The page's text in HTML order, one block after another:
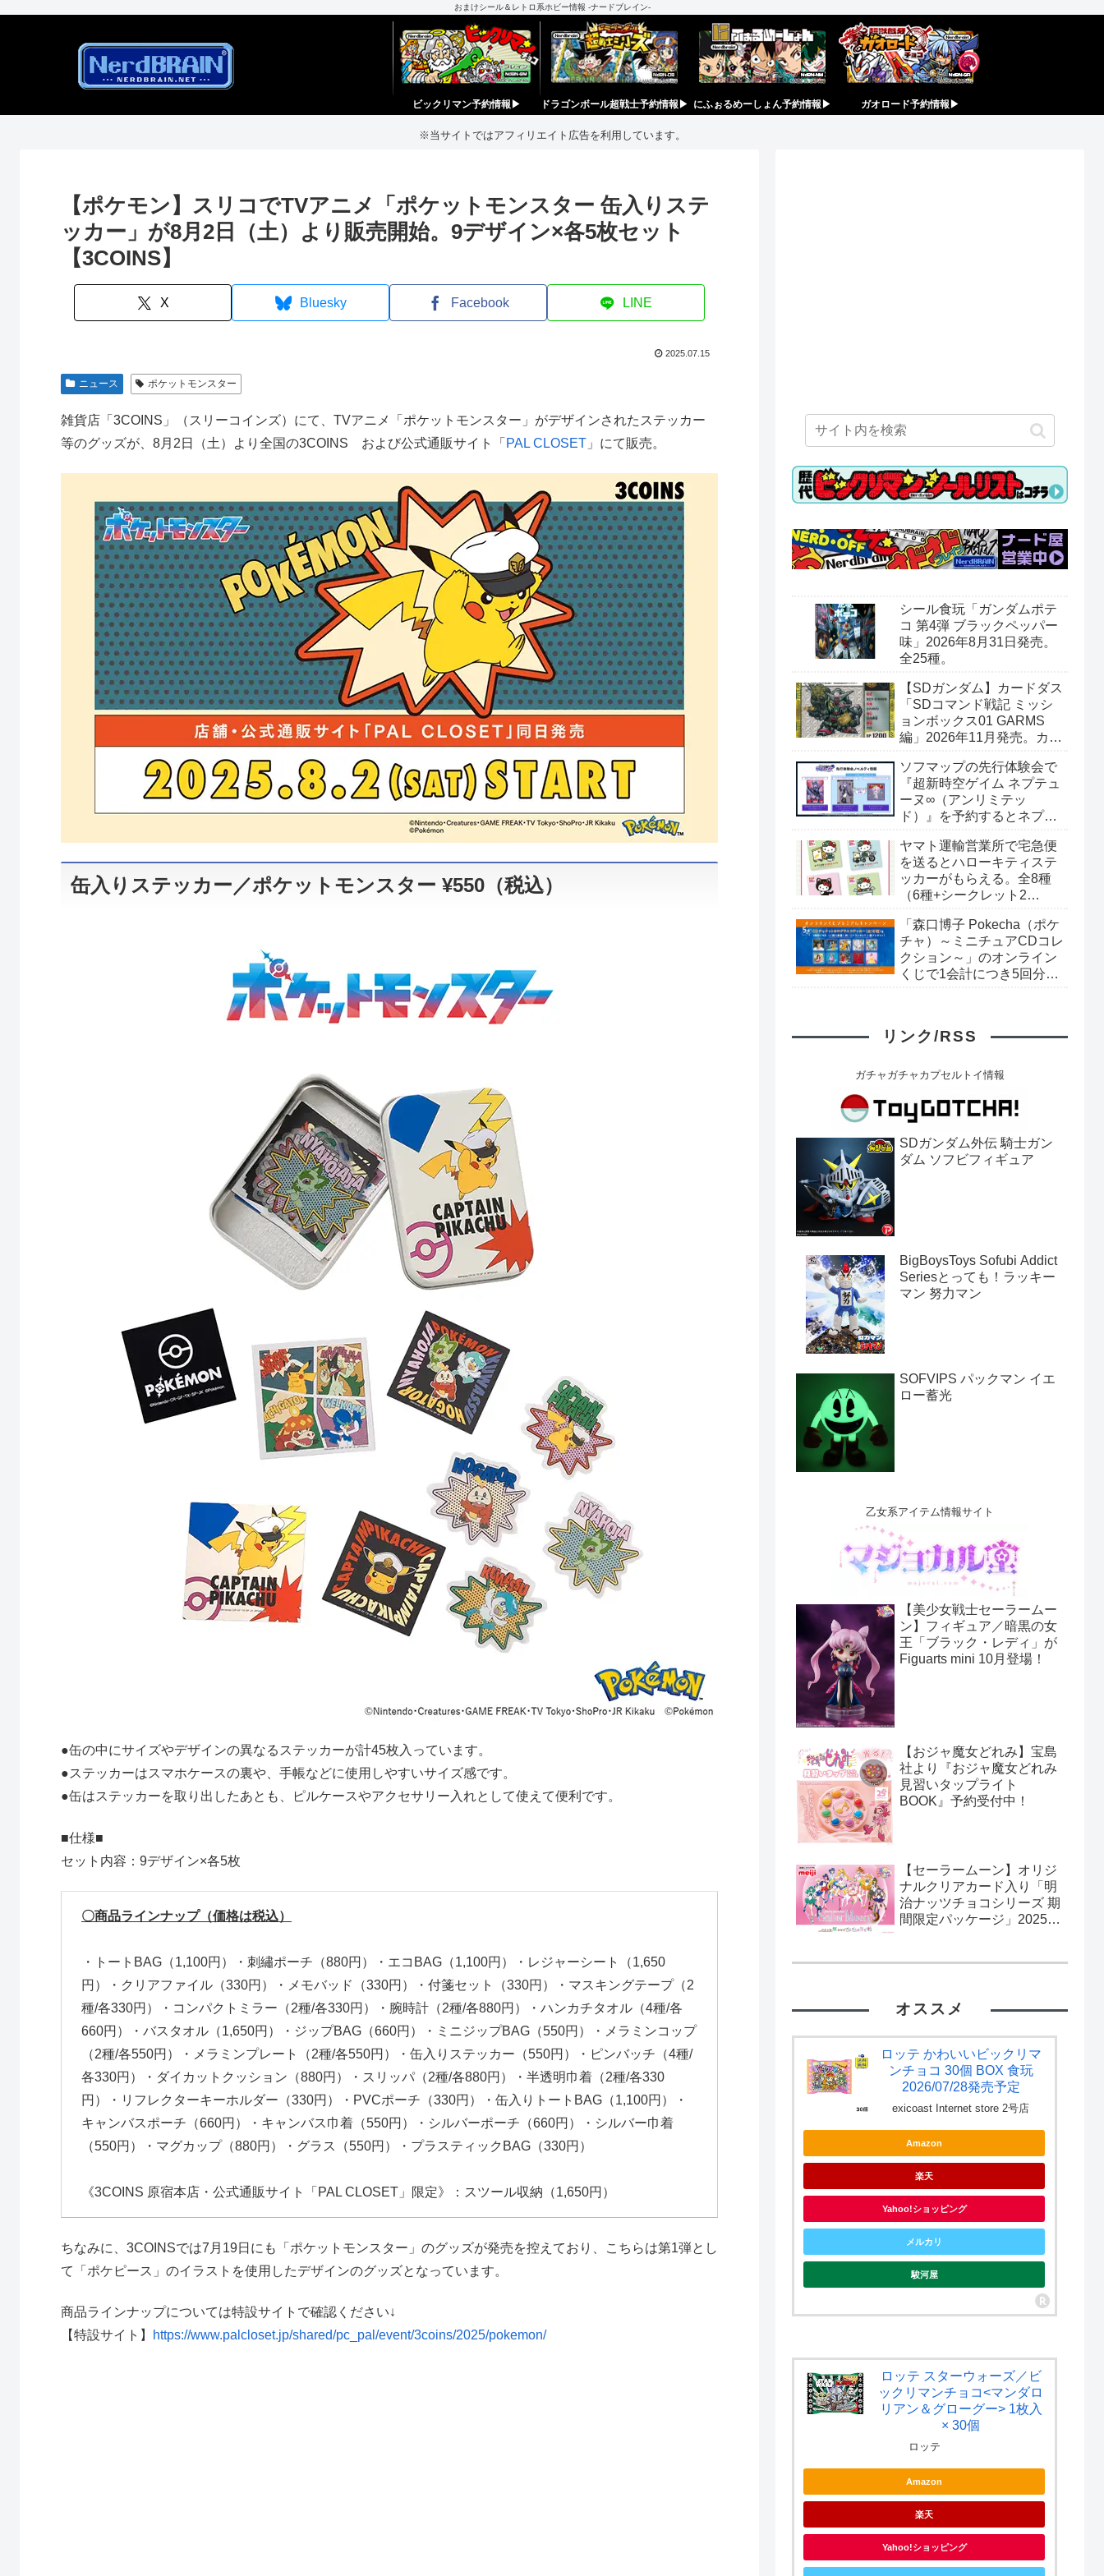
おまけシール＆レトロ系ホビー情報 -ナードブレイン-
ビックリマン予約情報▶︎ ドラゴンボール超戦士予約情報▶︎ にふぉるめーしょん予約情報▶︎ ガオロード予約情報▶︎
※当サイトではアフィリエイト広告を利用しています。
【ポケモン】スリコでTVアニメ「ポケットモンスター 缶入りステ
ッカー」が8月2日（土）より販売開始。9デザイン×各5枚セット
【3COINS】
X Bluesky Facebook LINE
2025.07.15
ニュース ポケットモンスター
雑貨店「3COINS」（スリーコインズ）にて、TVアニメ「ポケットモンスター」がデザインされたステッカー
等のグッズが、8月2日（土）より全国の3COINS および公式通販サイト「 PAL CLOSET 」にて販売。
缶入りステッカー／ポケットモンスター ¥550 （税込）
●缶の中にサイズやデザインの異なるステッカーが計45枚入っています。
●ステッカーはスマホケースの裏や、手帳などに使用しやすいサイズ感です。
●缶はステッカーを取り出したあとも、ピルケースやアクセサリー入れとして使えて便利です。
■仕様■
セット内容：9デザイン×各5枚
〇商品ラインナップ（価格は税込）
・トートBAG（1,100円）・刺繡ポーチ（880円）・エコBAG（1,100円）・レジャーシート（1,650
円）・クリアファイル（330円）・メモバッド（330円）・付箋セット（330円）・マスキングテープ（2
種/各330円）・コンパクトミラー（2種/各330円）・腕時計（2種/各880円）・ハンカチタオル（4種/各
660円）・バスタオル（1,650円）・ジップBAG（660円）・ミニジップBAG（550円）・メラミンコップ
（2種/各550円）・メラミンプレート（2種/各550円）・缶入りステッカー（550円）・ピンバッチ（4種/
各330円）・ダイカットクッション（880円）・スリッパ（2種/各880円）・半透明巾着（2種/各330
円）・リフレクターキーホルダー（330円）・PVCポーチ（330円）・缶入りトートBAG（1,100円）・
キャンバスポーチ（660円）・キャンバス巾着（550円）・シルバーポーチ（660円）・シルバー巾着
（550円）・マグカップ（880円）・グラス（550円）・プラスティックBAG（330円）
《3COINS 原宿本店・公式通販サイト「PAL CLOSET」限定》：スツール収納（1,650円）
ちなみに、3COINSでは7月19日にも「ポケットモンスター」のグッズが発売を控えており、こちらは第1弾とし
て「ポケピース」のイラストを使用したデザインのグッズとなっています。
商品ラインナップについては特設サイトで確認ください↓
【特設サイト】
https://www.palcloset.jp/shared/pc_pal/event/3coins/2025/pokemon/
シール食玩「ガンダムポテ
コ 第4弾 ブラックペッパー
味」2026年8月31日発売。
全25種。
【SDガンダム】カードダス
「SDコマンド戦記 ミッシ
ョンボックス01 GARMS
編」2026年11月発売。カー
プレミアムバンダイ予約開
始。
ソフマップの先行体験会で
『超新時空ゲイム ネプテュ
ーヌ∞（アンリミテッ
ド）』を予約するとネプテ
もらえる。8月8日（土）＠
ソフマップAKIBA
ヤマト運輸営業所で宅急便
を送るとハローキティステ
ッカーがもらえる。全8種
（6種+シークレット2
キラシール。
「森口博子 Pokecha（ポケ
チャ）～ミニチュアCDコレ
クション～」のオンライン
くじで1会計につき5回分購
15日〜。
リンク/RSS
ガチャガチャカプセルトイ情報
SDガンダム外伝 騎士ガン
ダム ソフビフィギュア
BigBoysToys Sofubi Addict
Seriesとっても！ラッキー
マン 努力マン
SOFVIPS パックマン イエ
ロー蓄光
乙女系アイテム情報サイト
【美少女戦士セーラームー
ン】フィギュア／暗黒の女
王「ブラック・レディ」が
Figuarts mini 10月登場！
【おジャ魔女どれみ】宝島
社より『おジャ魔女どれみ
見習いタップライト
BOOK』予約受付中！
【セーラームーン】オリジ
ナルクリアカード入り「明
治ナッツチョコシリーズ 期
間限定パッケージ」2025年
オススメ
ロッテ かわいいビックリマ
ンチョコ 30個 BOX 食玩
2026/07/28発売予定
exicoast Internet store 2号店
Amazon
楽天
Yahoo!ショッピング
メルカリ
駿河屋
ロッテ スターウォーズ／ビ
ックリマンチョコ<マンダロ
リアン＆グローグー> 1枚入
× 30個
ロッテ
Amazon
楽天
Yahoo!ショッピング